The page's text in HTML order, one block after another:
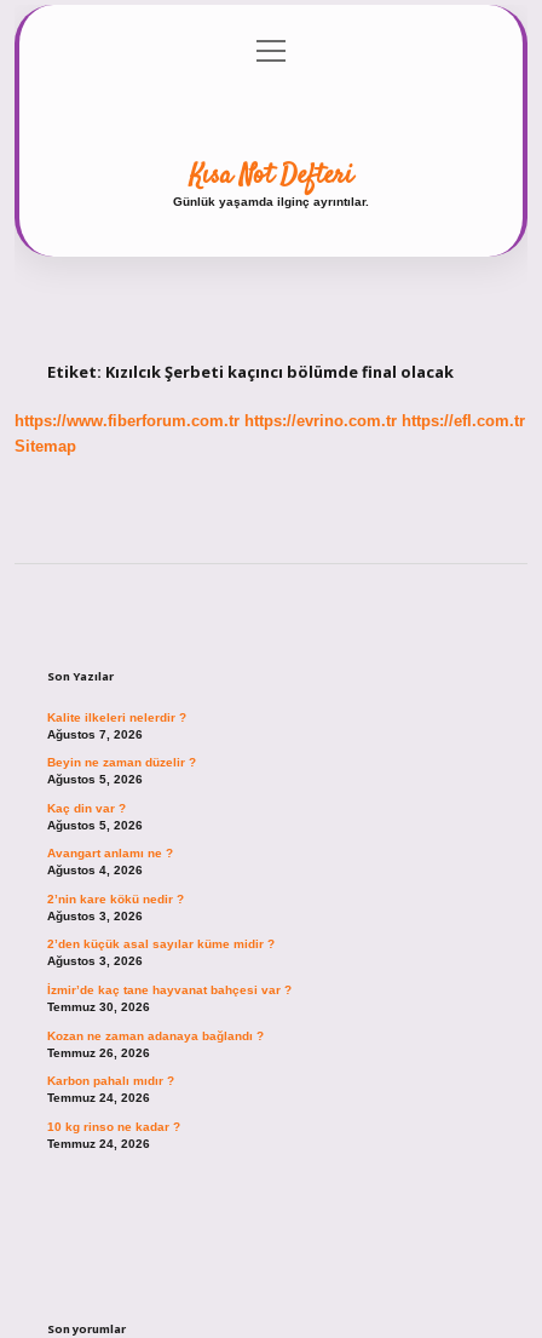
Gizlilik Politikası
menüyü
aç
Kısa Not Defteri
Günlük yaşamda ilginç ayrıntılar.
Etiket: Kızılcık Şerbeti kaçıncı bölümde final olacak
https://www.fiberforum.com.tr https://evrino.com.tr https://efl.com.tr
Sitemap
Son Yazılar
Kalite ilkeleri nelerdir ?
Ağustos 7, 2026
Beyin ne zaman düzelir ?
Ağustos 5, 2026
Kaç din var ?
Ağustos 5, 2026
Avangart anlamı ne ?
Ağustos 4, 2026
2’nin kare kökü nedir ?
Ağustos 3, 2026
2’den küçük asal sayılar küme midir ?
Ağustos 3, 2026
İzmir’de kaç tane hayvanat bahçesi var ?
Temmuz 30, 2026
Kozan ne zaman adanaya bağlandı ?
Temmuz 26, 2026
Karbon pahalı mıdır ?
Temmuz 24, 2026
10 kg rinso ne kadar ?
Temmuz 24, 2026
Son yorumlar